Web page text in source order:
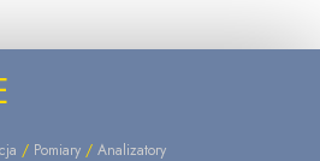
/ Pomiary / Analizatory